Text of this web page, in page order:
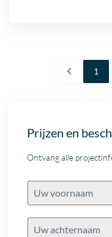
1
Prijzen en
Ontvang alle